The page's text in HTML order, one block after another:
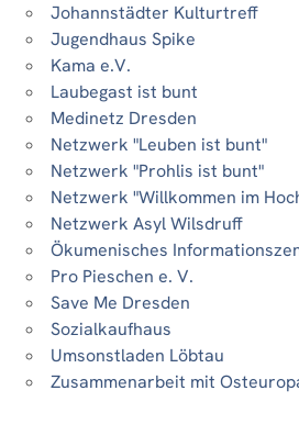
Johannstädter Kulturtreff
Jugendhaus Spike
Kama e.V.
Laubegast ist bunt
Medinetz Dresden
Netzwerk "Leuben ist bunt"
Netzwerk "Prohlis ist bunt"
Netzwerk "Willkommen im
Netzwerk Asyl Wilsdruff
Ökumenisches
Pro Pieschen e. V.
Save Me Dresden
Sozialkaufhaus
Umsonstladen Löbtau
Zusammenarbeit mit